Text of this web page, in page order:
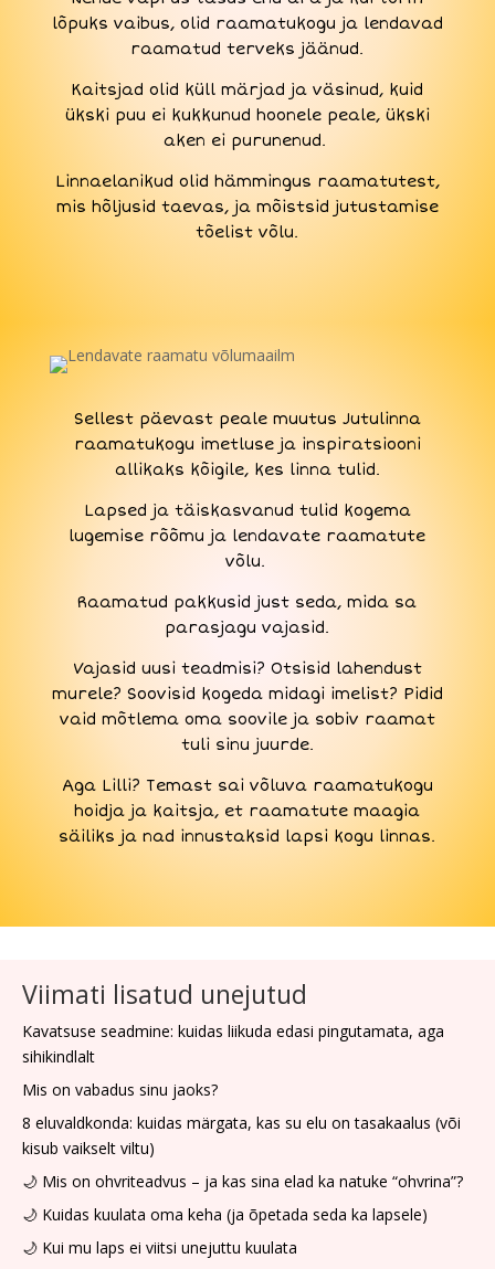
lõpuks vaibus, olid raamatukogu ja lendavad
raamatud terveks jäänud.
Kaitsjad olid küll märjad ja väsinud, kuid
ükski puu ei kukkunud hoonele peale, ükski
aken ei purunenud.
Linnaelanikud olid hämmingus raamatutest,
mis hõljusid taevas, ja mõistsid jutustamise
tõelist võlu.
Sellest päevast peale muutus Jutulinna
raamatukogu imetluse ja inspiratsiooni
allikaks kõigile, kes linna tulid.
Lapsed ja täiskasvanud tulid kogema
lugemise rõõmu ja lendavate raamatute
võlu.
Raamatud pakkusid just seda, mida sa
parasjagu vajasid.
Vajasid uusi teadmisi? Otsisid lahendust
murele? Soovisid kogeda midagi imelist? Pidid
vaid mõtlema oma soovile ja sobiv raamat
tuli sinu juurde.
Aga Lilli? Temast sai võluva raamatukogu
hoidja ja kaitsja, et raamatute maagia
säiliks ja nad innustaksid lapsi kogu linnas.
Viimati lisatud unejutud
Kavatsuse seadmine: kuidas liikuda edasi pingutamata, aga
sihikindlalt
Mis on vabadus sinu jaoks?
8 eluvaldkonda: kuidas märgata, kas su elu on tasakaalus (või
kisub vaikselt viltu)
🌙 Mis on ohvriteadvus – ja kas sina elad ka natuke “ohvrina”?
🌙 Kuidas kuulata oma keha (ja õpetada seda ka lapsele)
🌙 Kui mu laps ei viitsi unejuttu kuulata